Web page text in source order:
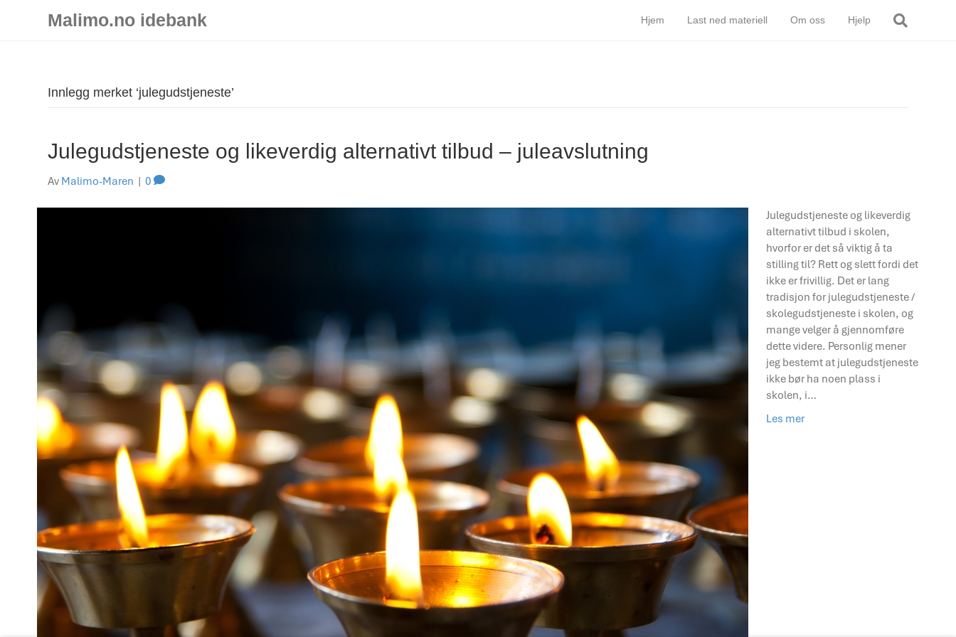
Malimo.no idebank Hjem Last ned materiell Om oss Hjelp
Innlegg merket ‘julegudstjeneste’
Julegudstjeneste og likeverdig alternativt tilbud – juleavslutning
Av Malimo-Maren | 0
Julegudstjeneste og likeverdig
alternativt tilbud i skolen,
hvorfor er det så viktig å ta
stilling til? Rett og slett fordi det
ikke er frivillig. Det er lang
tradisjon for julegudstjeneste /
skolegudstjeneste i skolen, og
mange velger å gjennomføre
dette videre. Personlig mener
jeg bestemt at julegudstjeneste
ikke bør ha noen plass i
skolen, i…
Les mer